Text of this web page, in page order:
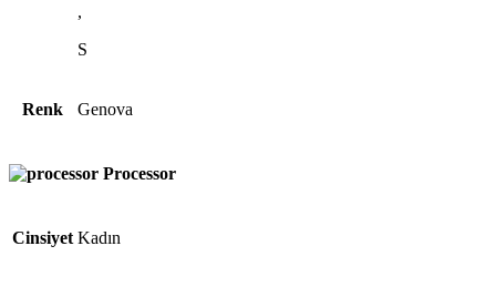
,
S
Renk Genova
Processor
Cinsiyet Kadın